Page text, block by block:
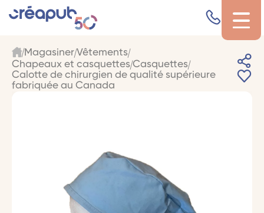
Magasiner Vêtements
Chapeaux et casquettes Casquettes
Calotte de chirurgien de qualité supérieure
fabriquée au Canada